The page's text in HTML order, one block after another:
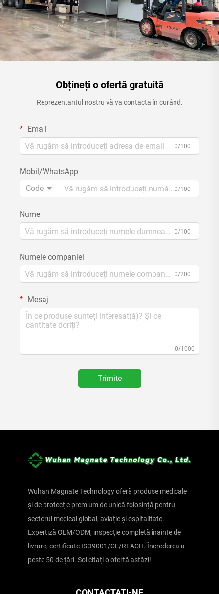
Obțineți o ofertă gratuită
Reprezentantul nostru vă va contacta în curând.
Email
0/100
Mobil/WhatsApp
Code
0/100
Nume
0/100
Numele companiei
0/200
Mesaj
0/1000
Trimite
Wuhan Magnate Technology oferă produse medicale
și de protecție premium de unică folosință pentru
sectorul medical global, aviație și ospitalitate.
Expertiză OEM/ODM, inspecție completă înainte de
livrare, certificate ISO9001/CE/REACH. Încrederea a
peste 50 de țări. Solicitați o ofertă astăzi!